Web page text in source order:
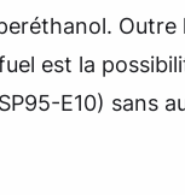
Outre
est la
E10) sans